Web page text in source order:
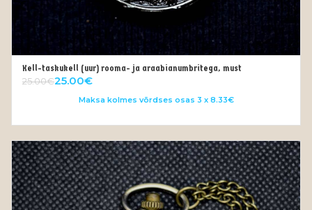
VALI
Kell-taskukell (uur) rooma- ja araabianumbritega, must
25.00€25.00€
Maksa kolmes võrdses osas 3 x 8.33€